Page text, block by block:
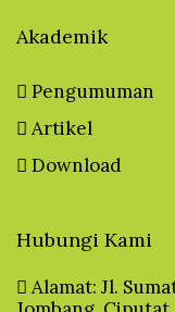
Akademik
Pengumuman
Artikel
Download
Hubungi Kami
Alamat: Jl.